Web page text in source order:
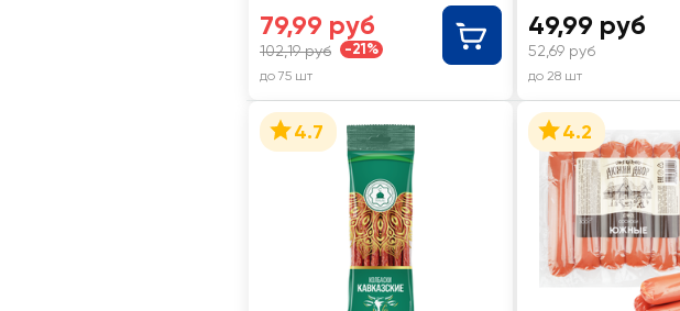
79,99 руб
102,19 руб -21%
до 75 шт
49,99 руб
52,69 руб
до 28 шт
4.7 4.2